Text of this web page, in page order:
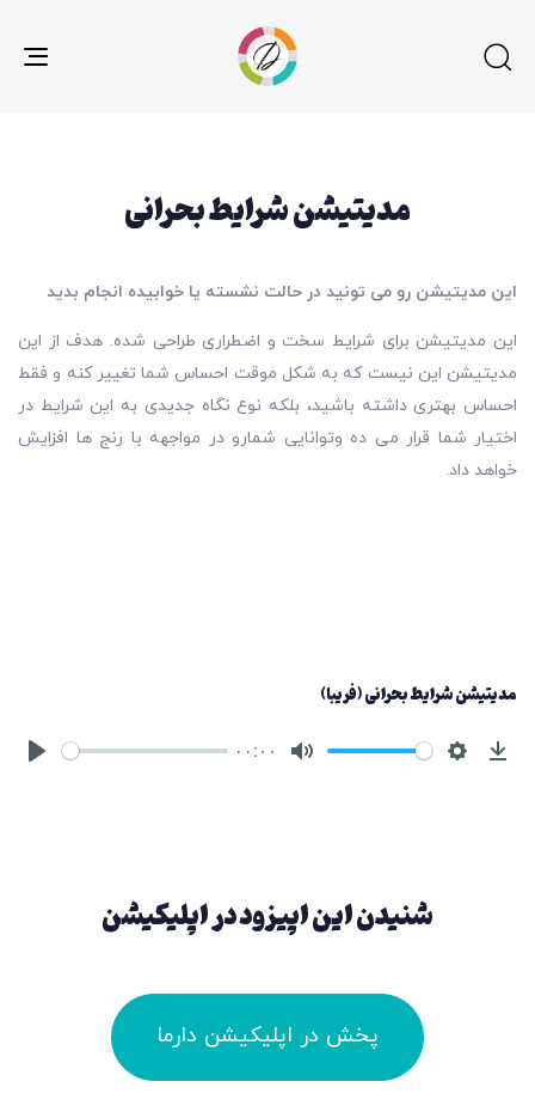
مدیتیشن شرایط بحرانی
این مدیتیشن رو می تونید در حالت نشسته یا خوابیده انجام بدید
این مدیتیشن برای شرایط سخت و اضطراری طراحی شده. هدف از این
مدیتیشن این نیست که به شکل موقت احساس شما تغییر کنه و فقط
احساس بهتری داشته باشید، بلکه نوع نگاه جدیدی به این شرایط در
اختیار شما قرار می ده وتوانایی شمارو در مواجهه با رنج ها افزایش
خواهد داد.
مدیتیشن شرایط بحرانی (فریبا)
۰۰:۰۰
شنیدن این اپیزود در اپلیکیشن
پخش در اپلیکیشن دارما